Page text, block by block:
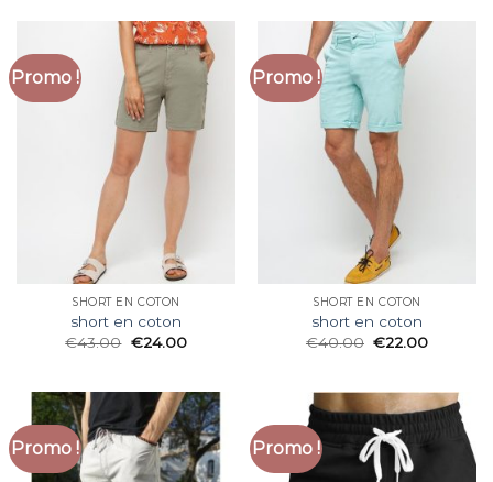
Promo !
SHORT EN COTON
short en coton
€43.00 €24.00
Promo !
SHORT EN COTON
short en coton
€40.00 €22.00
Promo ! Promo !